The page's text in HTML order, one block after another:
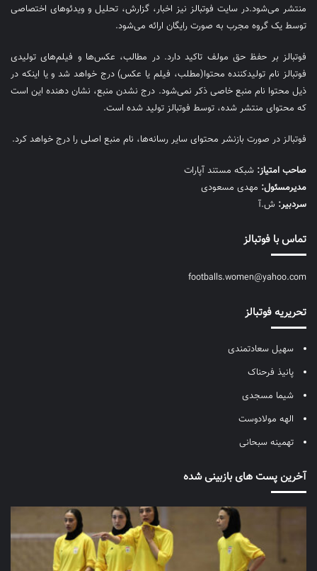
منتشر می‌شود.در سایت فوتبالز نیز اخبار، گزارش، تحلیل و ویدئوهای اختصاصی
توسط یک گروه مجرب به صورت رایگان ارائه می‌شود.
فوتبالز بر حفظ حق مولف تاکید دارد. در مطالب، عکس‌ها و فیلم‌های تولیدی
فوتبالز نام تولیدکننده محتوا(مطلب، فیلم یا عکس) درج خواهد شد و یا اینکه در
ذیل محتوا نام منبع خاصی ذکر نمی‌‎شود. درج نشدن منبع، نشان دهنده این است
که محتوای منتشر شده، توسط فوتبالز تولید شده است.
فوتبالز در صورت بازنشر محتوای سایر رسانه‌ها، نام منبع اصلی را درج خواهد کرد.
صاحب امتیاز: شبکه مستند آپارات
مديرمسئول: مهدی مسعودی
سردبیر: ش.آ
تماس با فوتبالز
footballs.women@yahoo.com
تحریریه فوتبالز
سهیل سعادتمندی
پانیذ فرحناک
شیما مسجدی
الهه مولادوست
تهمینه سبحانی
آخرین پست های بازبینی شده